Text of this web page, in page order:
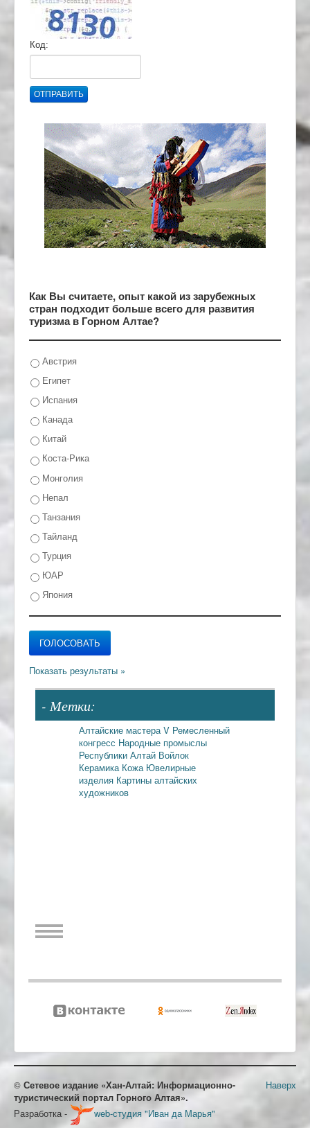
Код:
ОТПРАВИТЬ
Как Вы считаете, опыт какой из зарубежных
стран подходит больше всего для развития
туризма в Горном Алтае?
Австрия
Египет
Испания
Канада
Китай
Коста-Рика
Монголия
Непал
Танзания
Тайланд
Турция
ЮАР
Япония
- Метки:
Алтайские мастераV Ремесленный
конгресс Народные промыслы
Республики Алтай Войлок
Керамика Кожа Ювелирные
изделия Картины алтайских
художников
Наверх
© Сетевое издание «Хан-Алтай: Информационно-
туристический портал Горного Алтая».
Разработка -
web-студия "Иван да Марья"